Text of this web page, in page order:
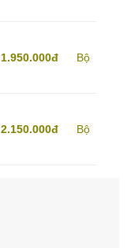
1.950.000đ Bộ
2.150.000đ Bộ